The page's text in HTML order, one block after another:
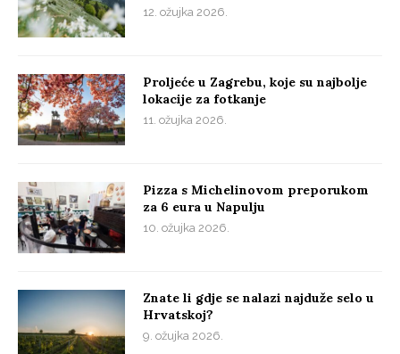
12. ožujka 2026.
Proljeće u Zagrebu, koje su najbolje
lokacije za fotkanje
11. ožujka 2026.
Pizza s Michelinovom preporukom
za 6 eura u Napulju
10. ožujka 2026.
Znate li gdje se nalazi najduže selo u
Hrvatskoj?
9. ožujka 2026.